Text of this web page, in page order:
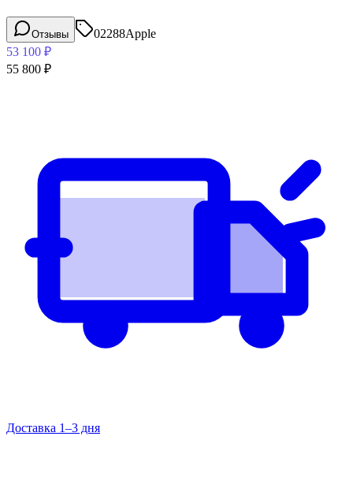
Отзывы 02288Apple
53 100 ₽
55 800 ₽
Доставка 1–3 дня